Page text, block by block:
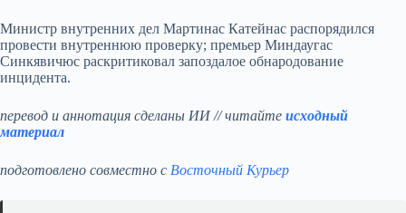
Министр внутренних дел Мартинас Катейнас распорядился
провести внутреннюю проверку; премьер Миндаугас
Синкявичюс раскритиковал запоздалое обнародование
инцидента.
перевод и аннотация сделаны ИИ // читайте исходный
материал
подготовлено совместно с Восточный Курьер